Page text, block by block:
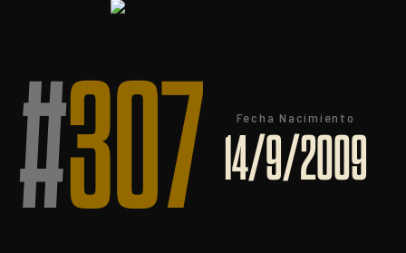
#307 Fecha Nacimiento
14/9/2009